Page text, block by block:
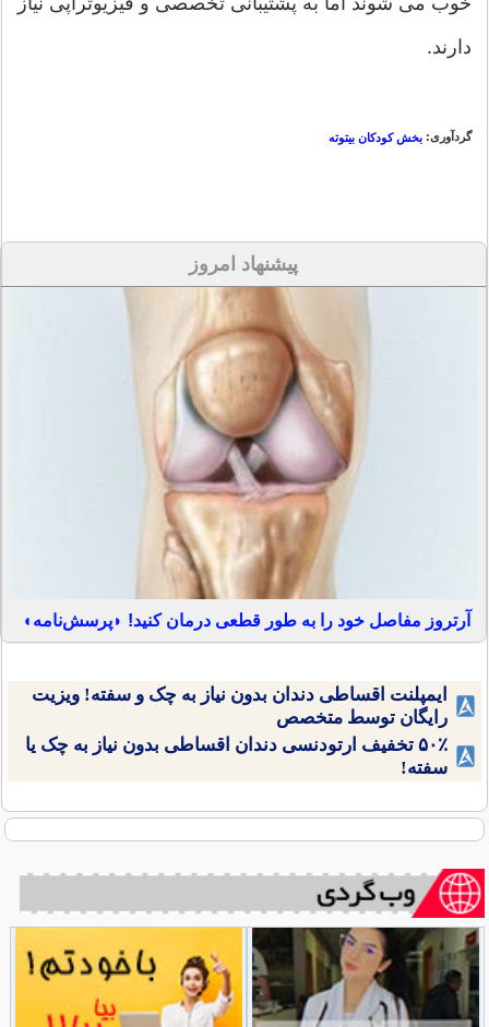
دارند.
گردآوری: بخش کودکان بیتوته
پیشنهاد امروز
آرتروز مفاصل خود را به طور قطعی درمان کنید! ◗پرسش‌نامه◖
ایمپلنت اقساطی دندان بدون نیاز به چک و سفته! ویزیت
رایگان توسط متخصص
۵۰٪ تخفیف ارتودنسی دندان اقساطی بدون نیاز به چک یا
سفته!